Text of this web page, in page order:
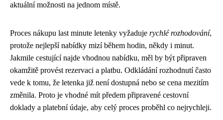
aktuální možnosti na jednom místě.
Proces nákupu last minute letenky vyžaduje rychlé rozhodování,
protože nejlepší nabídky mizí během hodin, někdy i minut.
Jakmile cestující najde vhodnou nabídku, měl by být připraven
okamžitě provést rezervaci a platbu. Odkládání rozhodnutí často
vede k tomu, že letenka již není dostupná nebo se cena mezitím
změnila. Proto je vhodné mít předem připravené cestovní
doklady a platební údaje, aby celý proces proběhl co nejrychleji.